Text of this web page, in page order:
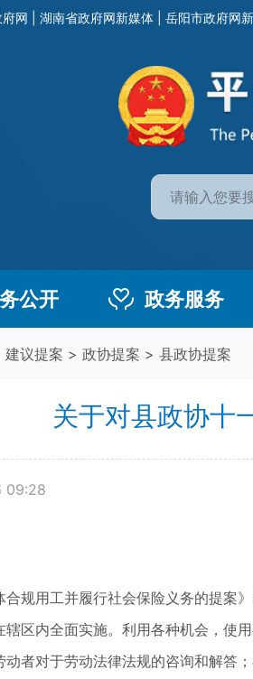
网 湖南省政府网新媒体 岳阳市政府网
公开 政务服务
建议提案 > 政协提案 > 县政协提案
关于对县政协十
09:28
用工并履行社会保险义务的提案》
内全面实施。利用各种机会，使用
者对于劳动法律法规的咨询和解答